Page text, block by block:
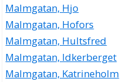
Malmgatan, Hjo
Malmgatan, Hofors
Malmgatan, Hultsfred
Malmgatan, Idkerberget
Malmgatan, Katrineholm